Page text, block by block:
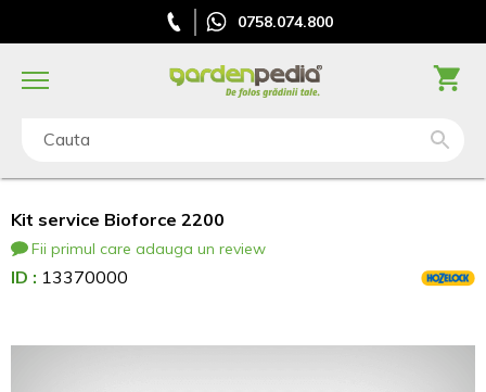
0758.074.800
Cauta
Kit service Bioforce 2200
Fii primul care adauga un review
ID : 13370000